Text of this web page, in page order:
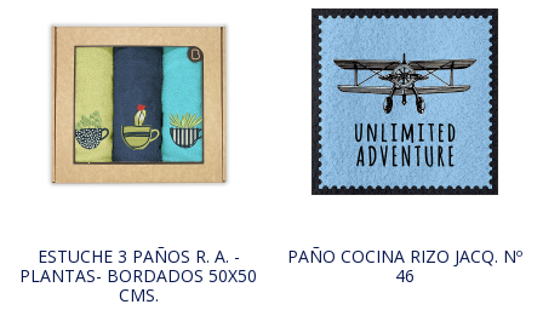
ESTUCHE 3 PAÑOS R. A. -
PLANTAS- BORDADOS 50X50
CMS.
PAÑO COCINA RIZO JACQ. Nº
46